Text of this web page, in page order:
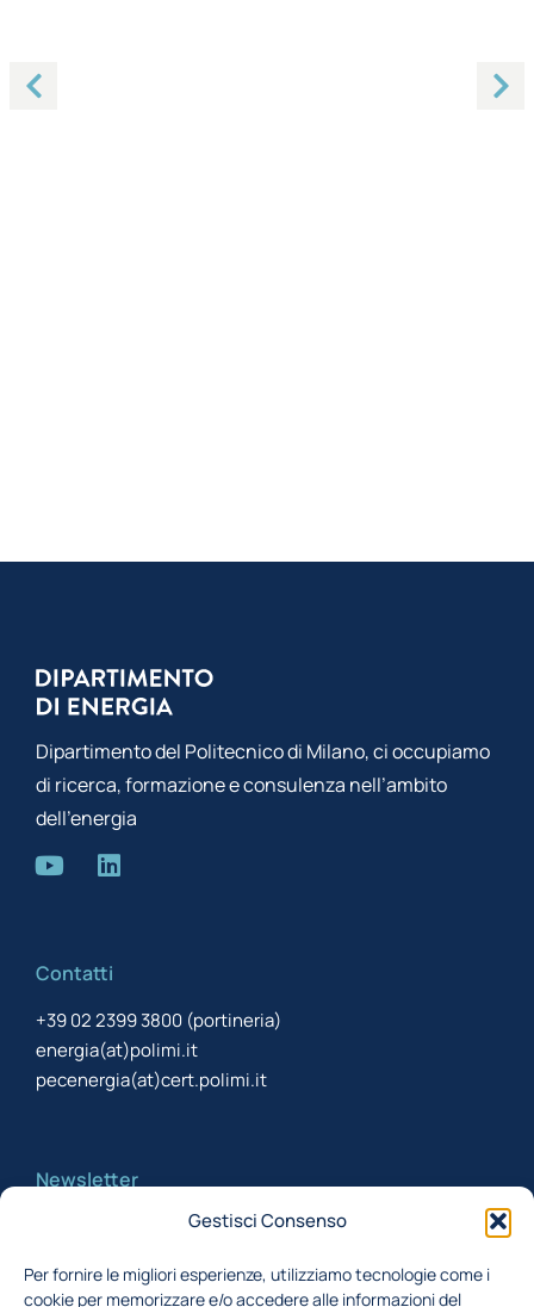
Gestisci Consenso
Per fornire le migliori esperienze, utilizziamo tecnologie come i
cookie per memorizzare e/o accedere alle informazioni del
Dipartimento del Politecnico di Milano, ci occupiamo
di ricerca, formazione e consulenza nell’ambito
dell’energia
Contatti
+39 02 2399 3800 (portineria)
energia(at)polimi.it
pecenergia(at)cert.polimi.it
Newsletter
Iscriviti alla newsletter per rimanere aggiornato